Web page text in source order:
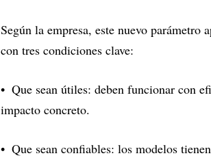
Según la empresa, este nuevo parámetro
con tres condiciones clave:
Que sean útiles: deben funcionar con
impacto concreto.
Que sean confiables: los modelos